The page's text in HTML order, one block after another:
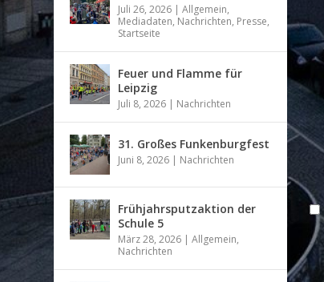
Juli 26, 2026 |Allgemein,
Mediadaten, Nachrichten, Presse,
Startseite
Feuer und Flamme für
Leipzig
Juli 8, 2026 | Nachrichten
31. Großes Funkenburgfest
Juni 8, 2026 | Nachrichten
Frühjahrsputzaktion der
Schule 5
März 28, 2026 |Allgemein,
Nachrichten